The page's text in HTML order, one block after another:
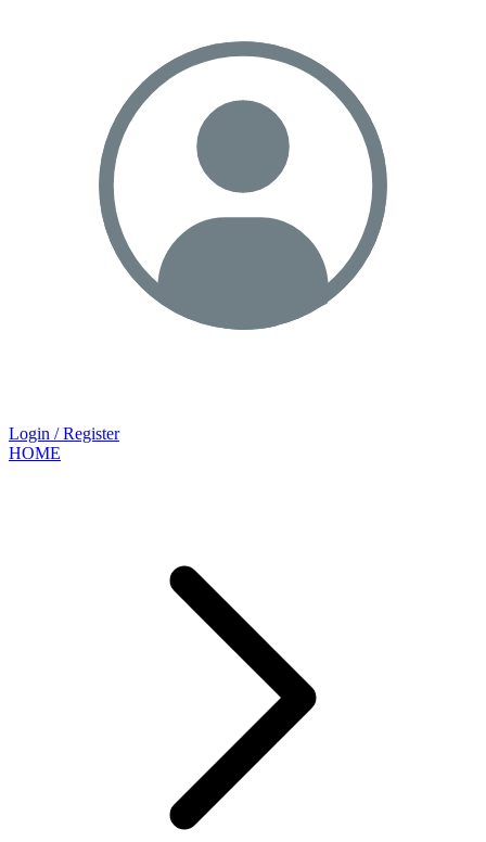
Login / Register
HOME